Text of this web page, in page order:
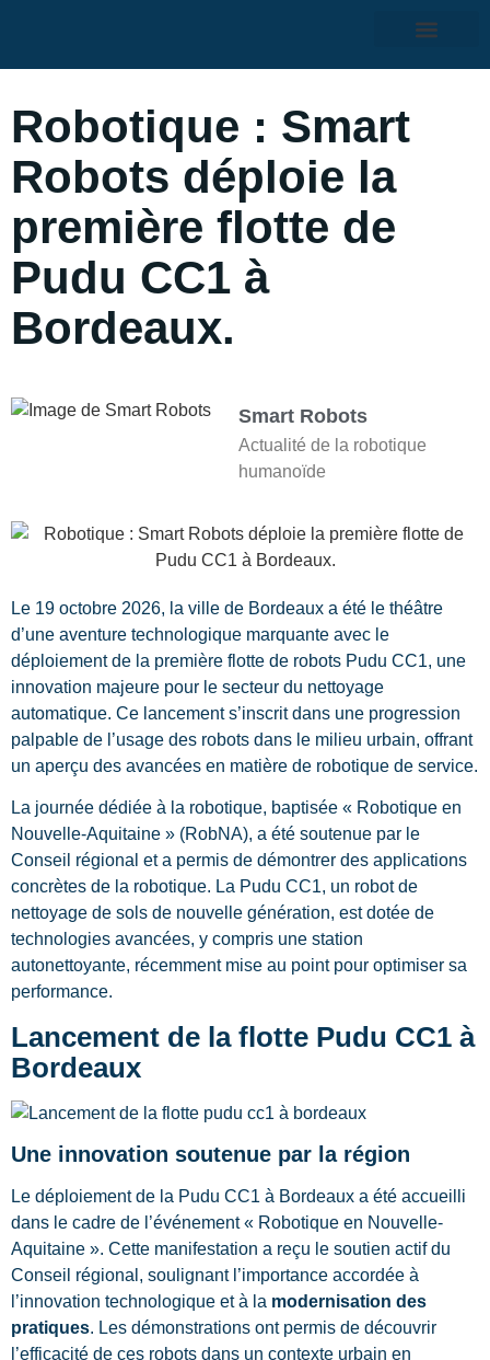
Robotique : Smart
Robots déploie la
première flotte de
Pudu CC1 à
Bordeaux.
Smart Robots
Actualité de la robotique
humanoïde
Le 19 octobre 2026, la ville de Bordeaux a été le théâtre
d’une aventure technologique marquante avec le
déploiement de la première flotte de robots Pudu CC1, une
innovation majeure pour le secteur du nettoyage
automatique. Ce lancement s’inscrit dans une progression
palpable de l’usage des robots dans le milieu urbain, offrant
un aperçu des avancées en matière de robotique de service.
La journée dédiée à la robotique, baptisée « Robotique en
Nouvelle-Aquitaine » (RobNA), a été soutenue par le
Conseil régional et a permis de démontrer des applications
concrètes de la robotique. La Pudu CC1, un robot de
nettoyage de sols de nouvelle génération, est dotée de
technologies avancées, y compris une station
autonettoyante, récemment mise au point pour optimiser sa
performance.
Lancement de la flotte Pudu CC1 à
Bordeaux
Une innovation soutenue par la région
Le déploiement de la Pudu CC1 à Bordeaux a été accueilli
dans le cadre de l’événement « Robotique en Nouvelle-
Aquitaine ». Cette manifestation a reçu le soutien actif du
Conseil régional, soulignant l’importance accordée à
l’innovation technologique et à la modernisation des
pratiques. Les démonstrations ont permis de découvrir
l’efficacité de ces robots dans un contexte urbain en